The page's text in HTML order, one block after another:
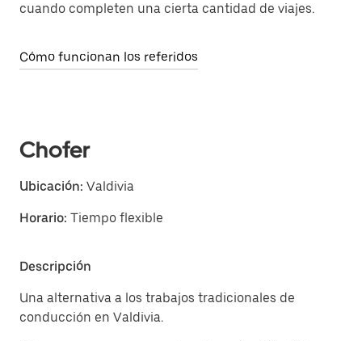
cuando completen una cierta cantidad de viajes.
Cómo funcionan los referidos
Chofer
Ubicación: Valdivia
Horario: Tiempo flexible
Descripción
Una alternativa a los trabajos tradicionales de
conducción en Valdivia.